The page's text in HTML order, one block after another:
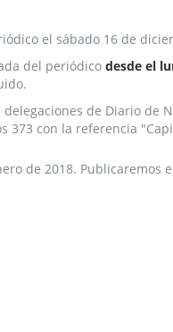
el sábado 16 de
del periódicodesde el
delegaciones de Diario de
373 con la referencia
de 2018. Publicaremos